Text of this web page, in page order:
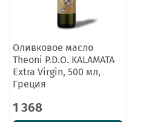
Оливковое масло
Theoni P.D.O. KALAMATA
Extra Virgin, 500 мл,
Греция
1 368